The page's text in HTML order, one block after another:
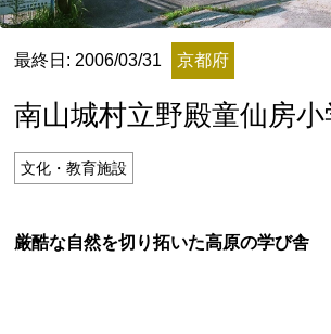
不具合・報告事項
記事掲載基準
運営
Special Thanks
最終日: 2006/03/31 京都府
南山城村立野殿童仙房
文化・教育施設
厳酷な自然を切り拓いた高原の学び舎